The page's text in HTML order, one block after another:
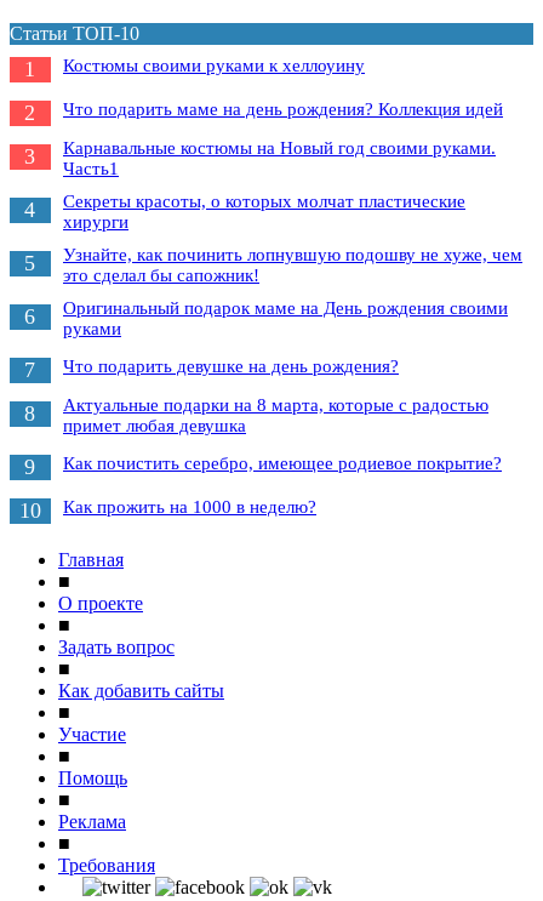
Статьи ТОП-10
1 Костюмы своими руками к хеллоуину
2 Что подарить маме на день рождения? Коллекция идей
3
Карнавальные костюмы на Новый год своими руками.
Часть1
4
Секреты красоты, о которых молчат пластические
хирурги
5
Узнайте, как починить лопнувшую подошву не хуже, чем
это сделал бы сапожник!
6
Оригинальный подарок маме на День рождения своими
руками
7 Что подарить девушке на день рождения?
8
Актуальные подарки на 8 марта, которые с радостью
примет любая девушка
9 Как почистить серебро, имеющее родиевое покрытие?
10 Как прожить на 1000 в неделю?
Главная
■
О проекте
■
Задать вопрос
■
Как добавить сайты
■
Участие
■
Помощь
■
Реклама
■
Требования